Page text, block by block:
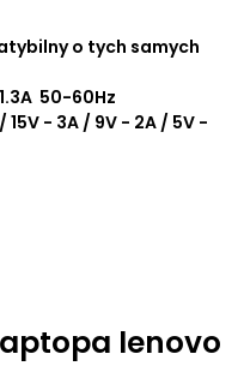
o tych samych
50-60Hz
15V - 3A / 9V - 2A / 5V -
lenovo